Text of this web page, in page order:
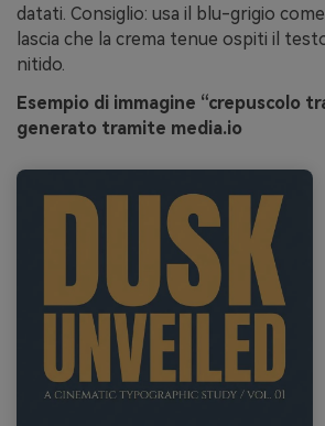
datati. Consiglio: usa il blu-grigio
lascia che la crema tenue ospiti il
nitido.
Esempio di immagine “crepuscolo
generato tramite media.io